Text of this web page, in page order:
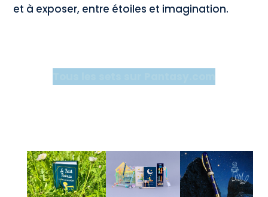
et à exposer, entre étoiles et imagination.